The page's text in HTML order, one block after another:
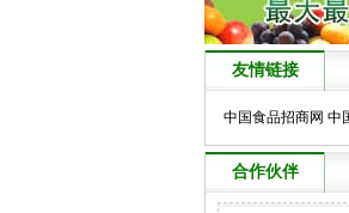
友情链接
中国食品招商网 中
合作伙伴